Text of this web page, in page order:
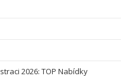
2026: TOP Nabídky